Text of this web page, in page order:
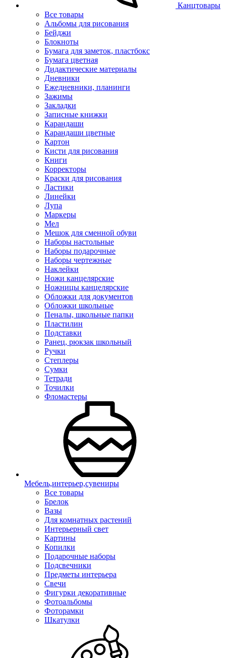
Канцтовары
Все товары
Альбомы для рисования
Бейджи
Блокноты
Бумага для заметок, пластбокс
Бумага цветная
Дидактические материалы
Дневники
Ежедневники, планинги
Зажимы
Закладки
Записные книжки
Карандаши
Карандаши цветные
Картон
Кисти для рисования
Книги
Корректоры
Краски для рисования
Ластики
Линейки
Лупа
Маркеры
Мел
Мешок для сменной обуви
Наборы настольные
Наборы подарочные
Наборы чертежные
Наклейки
Ножи канцелярские
Ножницы канцелярские
Обложки для документов
Обложки школьные
Пеналы, школьные папки
Пластилин
Подставки
Ранец, рюкзак школьный
Ручки
Степлеры
Сумки
Тетради
Точилки
Фломастеры
Мебель,интерьер,сувениры
Все товары
Брелок
Вазы
Для комнатных растений
Интерьерный свет
Картины
Копилки
Подарочные наборы
Подсвечники
Предметы интерьера
Свечи
Фигурки декоративные
Фотоальбомы
Фоторамки
Шкатулки